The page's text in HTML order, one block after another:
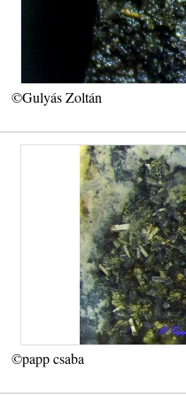
©Gulyás Zoltán
©papp csaba